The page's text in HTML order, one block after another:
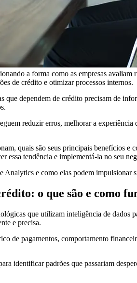
a forma como as empresas
de crédito e otimizar processos internos.
dependem de crédito precisam de
reduzir erros, melhorar a
quais são seus principais benefícios
essa tendência e implementá-la no seu
Analytics e como elas podem impulsionar
o que são e como
que utilizam inteligência de dados
e precisa.
de pagamentos, comportamento
identificar padrões que passariam